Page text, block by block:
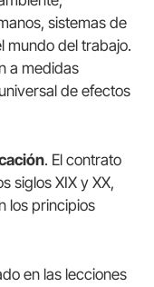
sistemas de
mundo del trabajo.
a medidas
de efectos
. El contrato
siglos XIX y XX,
los principios
en las lecciones